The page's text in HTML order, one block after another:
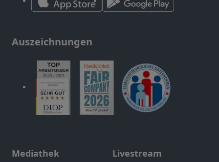
Auszeichnungen
Mediathek Livestream